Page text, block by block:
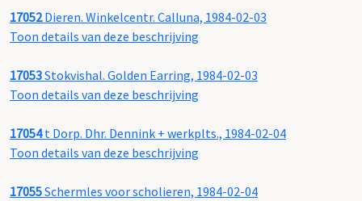
17052Dieren. Winkelcentr. Calluna, 1984-02-03
Toon details van deze beschrijving
17053Stokvishal. Golden Earring, 1984-02-03
Toon details van deze beschrijving
17054t Dorp. Dhr. Dennink + werkplts., 1984-02-04
Toon details van deze beschrijving
17055Schermles voor scholieren, 1984-02-04